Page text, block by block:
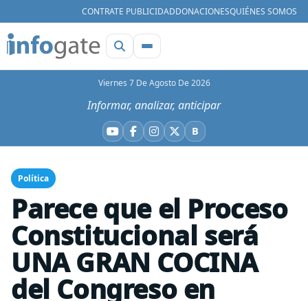
CONTRATE PUBLICIDADDONACIONESQUIÉNES SOMOS
Viernes 7 De Agosto De 2026
Informar, analizar, anticipar
YouTube
Facebook
Instagram
X BBluesky
Política
Parece que el Proceso
Constitucional será
UNA GRAN COCINA
del Congreso en